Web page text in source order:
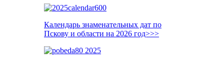
Календарь знаменательных дат по
Пскову и области на 2026 год>>>